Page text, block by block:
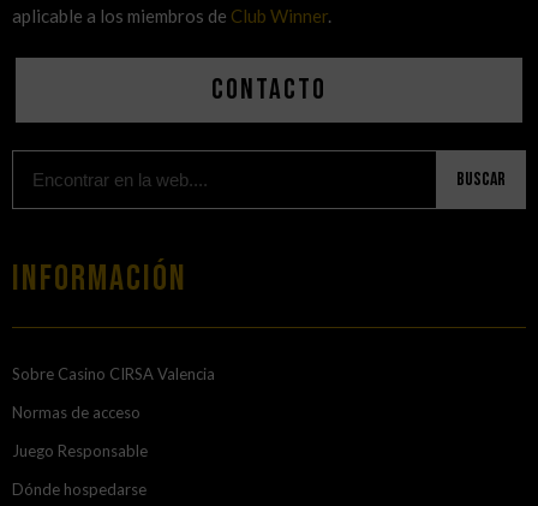
aplicable a los miembros de Club Winner.
Contacto
Buscar
Información
Sobre Casino CIRSA Valencia
Normas de acceso
Juego Responsable
Dónde hospedarse